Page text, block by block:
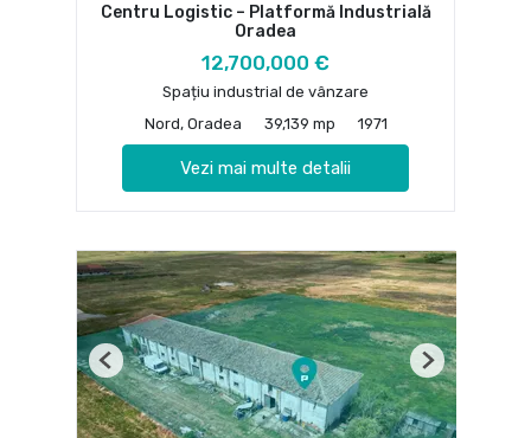
Centru Logistic – Platformă Industrială
Oradea
12,700,000 €
Spațiu industrial de vânzare
Nord, Oradea
39,139 mp 1971
Vezi mai multe detalii
Previous Next